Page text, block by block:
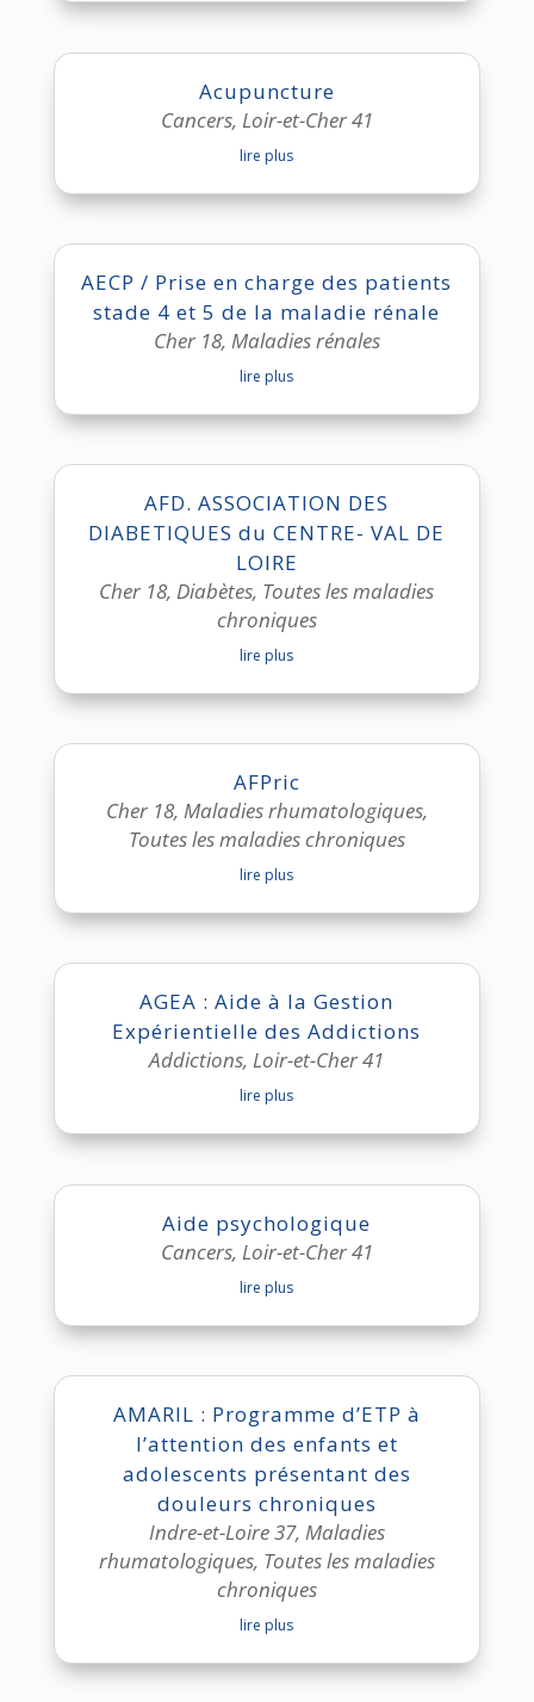
Acupuncture
Cancers, Loir-et-Cher 41
lire plus
AECP / Prise en charge des patients
stade 4 et 5 de la maladie rénale
Cher 18, Maladies rénales
lire plus
AFD. ASSOCIATION DES
DIABETIQUES du CENTRE- VAL DE
LOIRE
Cher 18,Diabètes, Toutes les maladies
chroniques
lire plus
AFPric
Cher 18, Maladies rhumatologiques,
Toutes les maladies chroniques
lire plus
AGEA : Aide à la Gestion
Expérientielle des Addictions
Addictions,Loir-et-Cher 41
lire plus
Aide psychologique
Cancers, Loir-et-Cher 41
lire plus
AMARIL : Programme d’ETP à
l’attention des enfants et
adolescents présentant des
douleurs chroniques
Indre-et-Loire 37, Maladies
rhumatologiques, Toutes les maladies
chroniques
lire plus